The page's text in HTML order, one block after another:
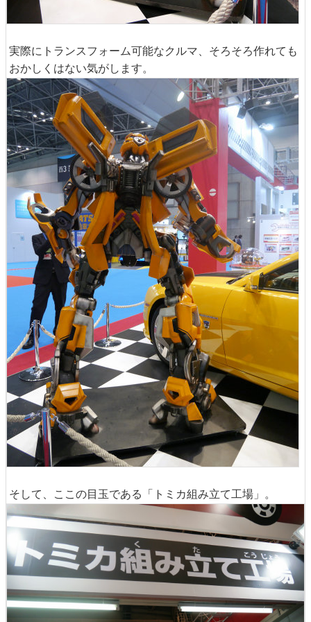
実際にトランスフォーム可能なクルマ、そろそろ作れても
おかしくはない気がします。
そして、ここの目玉である「トミカ組み立て工場」。